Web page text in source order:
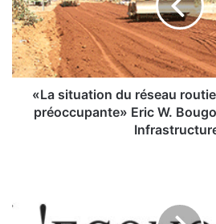
i
t
u
a
t
s
«La situation du réseau
préoccupante» Eric W.